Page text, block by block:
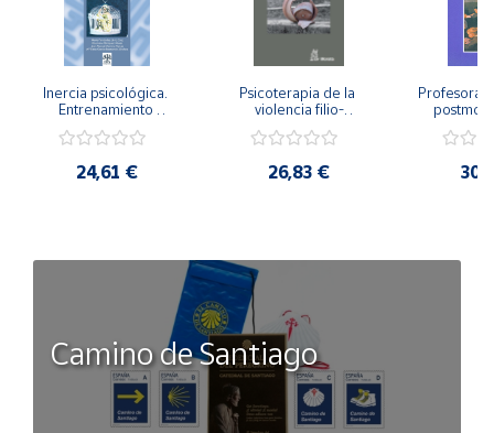
Inercia psicológica.
Entrenamiento
Igualdad de Género.
24,61 €
Psicoterapia de la
violencia filio-
secreto y la
26,83 €
Camino de Santiago